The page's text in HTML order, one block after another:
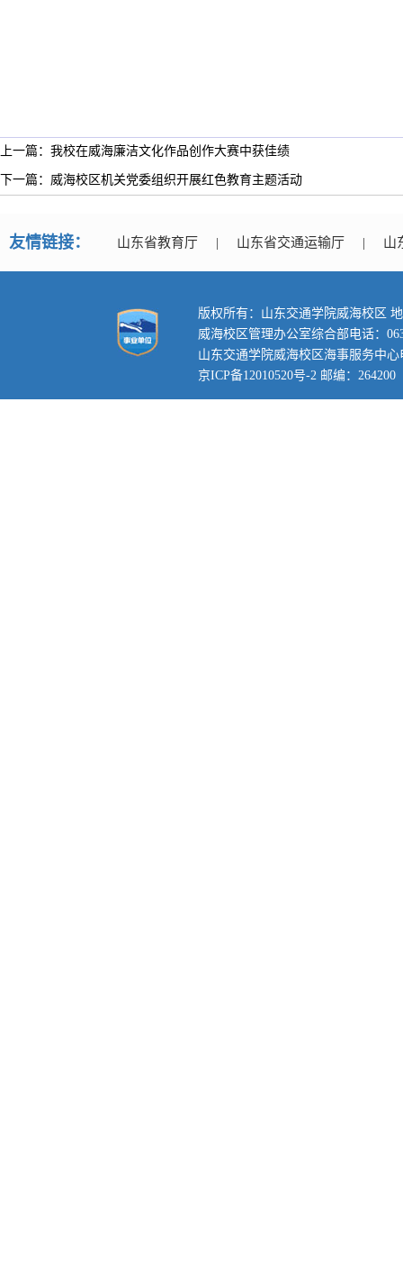
上一篇：我校在威海廉洁文化作品创作大赛中获佳绩
下一篇：威海校区机关党委组织开展红色教育主题活动
友情链接： 山东省教育厅 | 山东省交通运输厅 | 山
版权所有：山东交通学院威海校区
威海校区管理办公室综合部电话：
山东交通学院威海校区海事服务中心
京ICP备12010520号-2 邮编：264200